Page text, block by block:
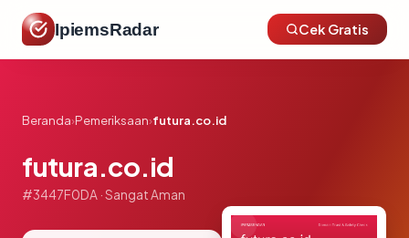
IpiemsRadar Cek Gratis
Beranda›Pemeriksaan›futura.co.id
futura.co.id
#3447F0DA · Sangat Aman